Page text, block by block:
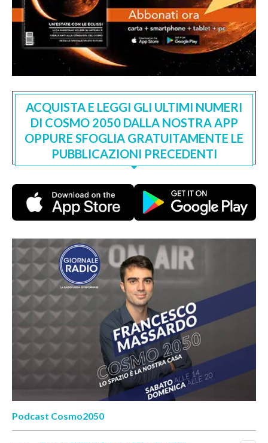
ACQUISTA E LEGGI GLI ULTIMI NUMERI
DI COSMO 2050 DALLA NOSTRA APP
OPPURE SFOGLIA GRATUITAMENTE LE
PUBBLICAZIONI PRECEDENTI
Podcast Cosmo2050